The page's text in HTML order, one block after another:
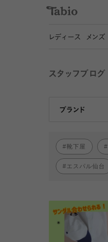
レディース メンズ
スタッフブログ
ブランド
Tabio
靴下屋
エスパル仙台